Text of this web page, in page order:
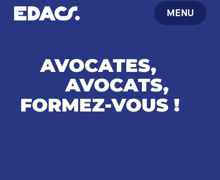
MENU
AVOCATES,
AVOCATS,
FORMEZ-VOUS !